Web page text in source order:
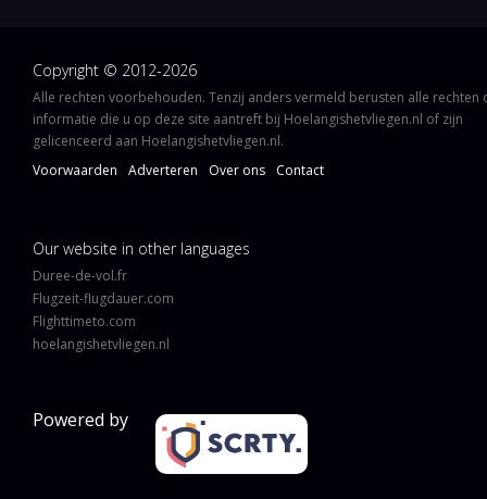
Copyright © 2012-2026
Alle rechten voorbehouden. Tenzij anders vermeld berusten alle rechten
informatie die u op deze site aantreft bij Hoelangishetvliegen.nl of zijn
gelicenceerd aan Hoelangishetvliegen.nl.
Voorwaarden
Adverteren Over ons Contact
Our website in other languages
Duree-de-vol.fr
Flugzeit-flugdauer.com
Flighttimeto.com
hoelangishetvliegen.nl
Powered by